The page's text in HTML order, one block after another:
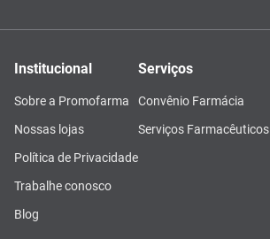
Institucional
Sobre a Promofarma
Nossas lojas
Política de Privacidade
Trabalhe conosco
Blog
Serviços
Convênio Farmácia
Serviços Farmacêuticos